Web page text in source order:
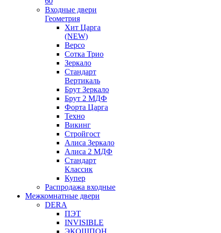
Входные двери
Геометрия
Хит Царга
(NEW)
Версо
Сотка Трио
Зеркало
Стандарт
Вертикаль
Брут Зеркало
Брут 2 МДФ
Форта Царга
Техно
Викинг
Стройгост
Алиса Зеркало
Алиса 2 МДФ
Стандарт
Классик
Купер
Распродажа входные
Межкомнатные двери
DERA
ПЭТ
INVISIBLE
ЭКОШПОН